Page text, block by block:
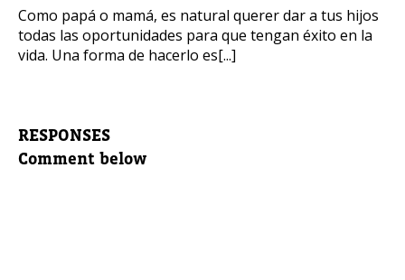
Como papá o mamá, es natural querer dar a tus hijos
todas las oportunidades para que tengan éxito en la
vida. Una forma de hacerlo es[...]
RESPONSES
Comment below